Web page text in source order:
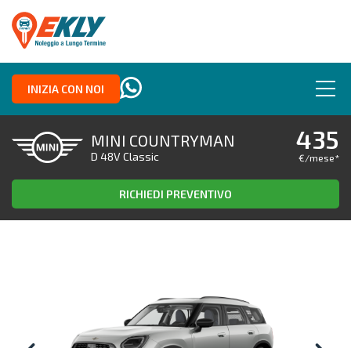
INIZIA CON NOI
MINI COUNTRYMAN
D 48V Classic
435
€/mese*
RICHIEDI PREVENTIVO